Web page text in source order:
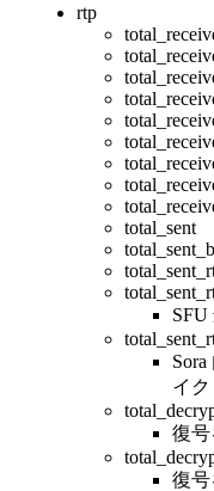
rtp
total_sent
イ
復号
復号